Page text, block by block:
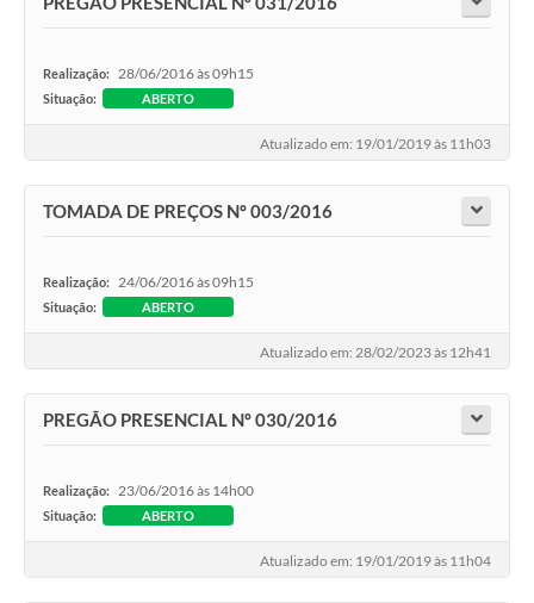
Realização: 28/06/2016 às 09h15
Situação: ABERTO
Atualizado em: 19/01/2019 às 11h03
TOMADA DE PREÇOS Nº 003/2016
Realização: 24/06/2016 às 09h15
Situação: ABERTO
Atualizado em: 28/02/2023 às 12h41
PREGÃO PRESENCIAL Nº 030/2016
Realização: 23/06/2016 às 14h00
Situação: ABERTO
Atualizado em: 19/01/2019 às 11h04